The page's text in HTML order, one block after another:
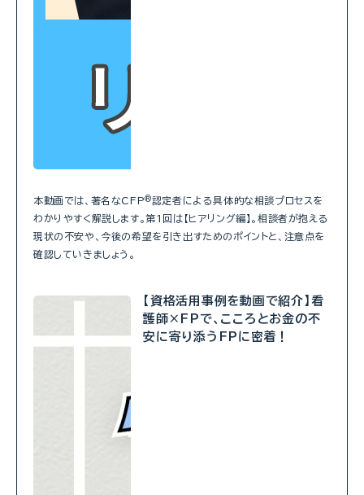
本動画では、著名なCFP®認定者による具体的な相談プロセスを
わかりやすく解説します。第1回は【ヒアリング編】。相談者が抱える
現状の不安や、今後の希望を引き出すためのポイントと、注意点を
確認していきましょう。
【資格活用事例を動画で紹介】看
護師×FPで、こころとお金の不
安に寄り添うFPに密着！